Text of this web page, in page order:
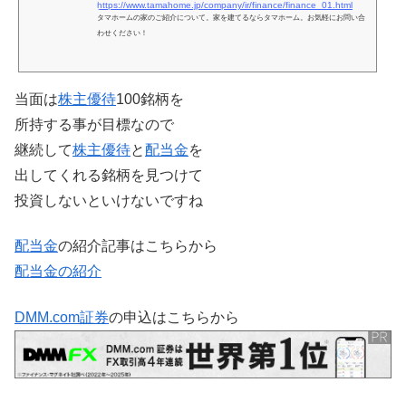
https://www.tamahome.jp/company/ir/finance/finance_01.html
タマホームの家のご紹介について。家を建てるならタマホーム。お気軽にお問い合
わせください！
当面は株主優待100銘柄を
所持する事が目標なので
継続して株主優待と配当金を
出してくれる銘柄を見つけて
投資しないといけないですね
配当金の紹介記事はこちらから
配当金の紹介
DMM.com証券の申込はこちらから